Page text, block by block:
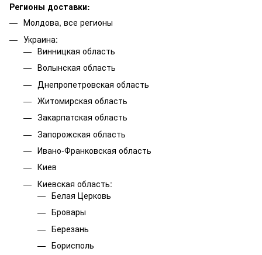
Регионы доставки:
Молдова, все регионы
Украина:
Винницкая область
Волынская область
Днепропетровская область
Житомирская область
Закарпатская область
Запорожская область
Ивано-Франковская область
Киев
Киевская область:
Белая Церковь
Бровары
Березань
Борисполь